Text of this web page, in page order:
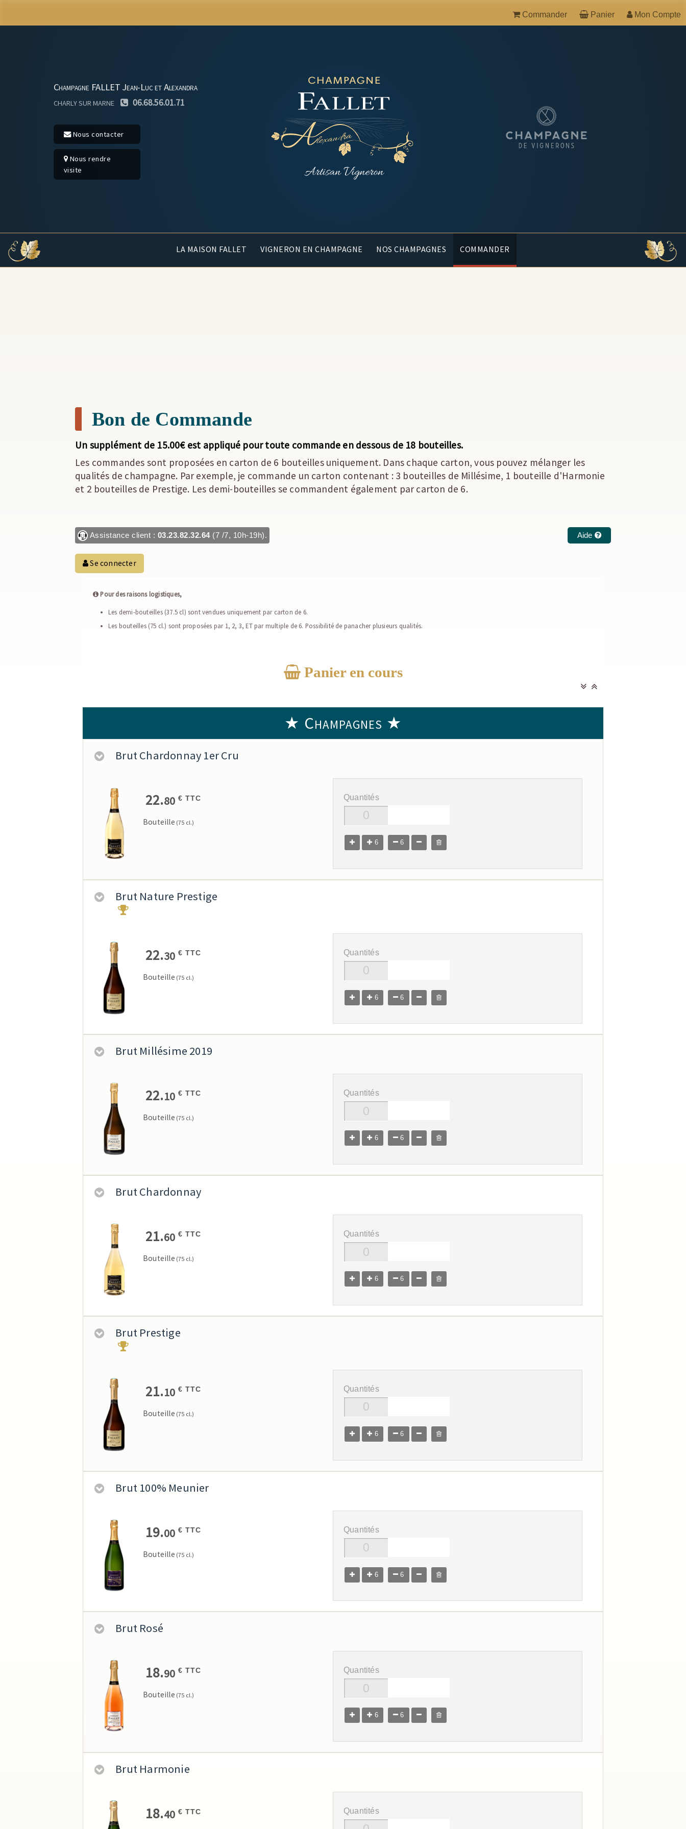
Commander Panier Mon Compte
Champagne FALLET Jean-Luc et Alexandra
CHARLY SUR MARNE 06.68.56.01.71
Nous contacter
Nous rendre
visite
LA MAISON FALLET VIGNERON EN CHAMPAGNE NOS CHAMPAGNES COMMANDER
Bon de Commande
Un supplément de 15.00€ est appliqué pour toute commande en dessous de 18 bouteilles.
Les commandes sont proposées en carton de 6 bouteilles uniquement. Dans chaque carton, vous pouvez mélanger les
qualités de champagne. Par exemple, je commande un carton contenant : 3 bouteilles de Millésime, 1 bouteille d'Harmonie
et 2 bouteilles de Prestige. Les demi-bouteilles se commandent également par carton de 6.
Aide
Assistance client : 03.23.82.32.64(7 /7, 10h-19h).
Se connecter
Pour des raisons logistiques,
Les demi-bouteilles (37.5 cl) sont vendues uniquement par carton de 6.
Les bouteilles (75 cl.) sont proposées par 1, 2, 3, ET par multiple de 6. Possibilité de panacher plusieurs qualités.
Panier en cours
★ Champagnes ★
Brut Chardonnay 1er Cru
22.80 € TTC
Bouteille (75 cl.)
Quantités
6 6
Brut Nature Prestige
22.30 € TTC
Bouteille (75 cl.)
Quantités
6 6
Brut Millésime 2019
22.10 € TTC
Bouteille (75 cl.)
Quantités
6 6
Brut Chardonnay
21.60 € TTC
Bouteille (75 cl.)
Quantités
6 6
Brut Prestige
21.10 € TTC
Bouteille (75 cl.)
Quantités
6 6
Brut 100% Meunier
19.00 € TTC
Bouteille (75 cl.)
Quantités
6 6
Brut Rosé
18.90 € TTC
Bouteille (75 cl.)
Quantités
6 6
Brut Harmonie
18.40 € TTC Quantités